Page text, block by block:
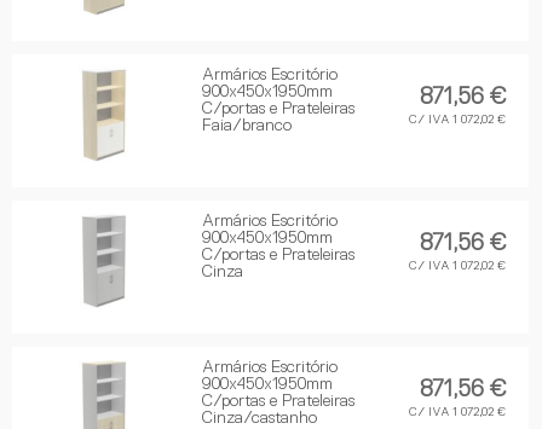
Armários Escritório
900x450x1950mm
C/portas e Prateleiras
Faia/branco
871,56 €
C/ IVA 1 072,02 €
Armários Escritório
900x450x1950mm
C/portas e Prateleiras
Cinza
871,56 €
C/ IVA 1 072,02 €
Armários Escritório
900x450x1950mm
C/portas e Prateleiras
Cinza/castanho
871,56 €
C/ IVA 1 072,02 €